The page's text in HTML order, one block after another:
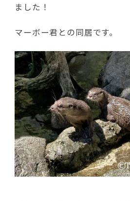
ました！
マーボー君との同居です。